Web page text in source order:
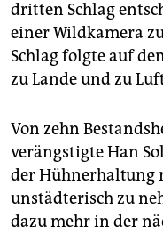
dritten Schlag
einer Wildkamera
Schlag folgte auf
zu Lande und zu
Von zehn
verängstigte Han
der Hühnerhaltung
unstädterisch zu
dazu mehr in der